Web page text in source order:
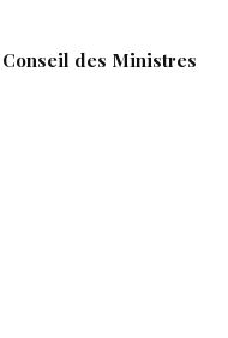
des Ministres